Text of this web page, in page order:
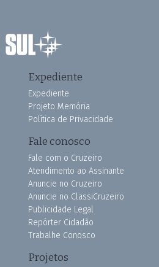
Expediente
Expediente
Projeto Memória
Política de Privacidade
Fale conosco
Fale com o Cruzeiro
Atendimento ao Assinante
Anuncie no Cruzeiro
Anuncie no ClassiCruzeiro
Publicidade Legal
Repórter Cidadão
Trabalhe Conosco
Projetos